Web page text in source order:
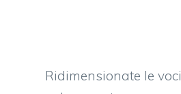
Ridimensionate le voci